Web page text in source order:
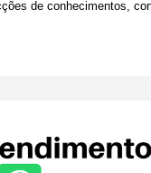
de conhecimentos,